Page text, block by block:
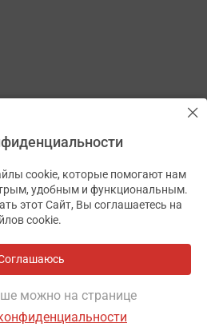
cookie, которые помогают нам
удобным и функциональным.
этот Сайт, Вы соглашаетесь на
cookie.
можно на странице
✕